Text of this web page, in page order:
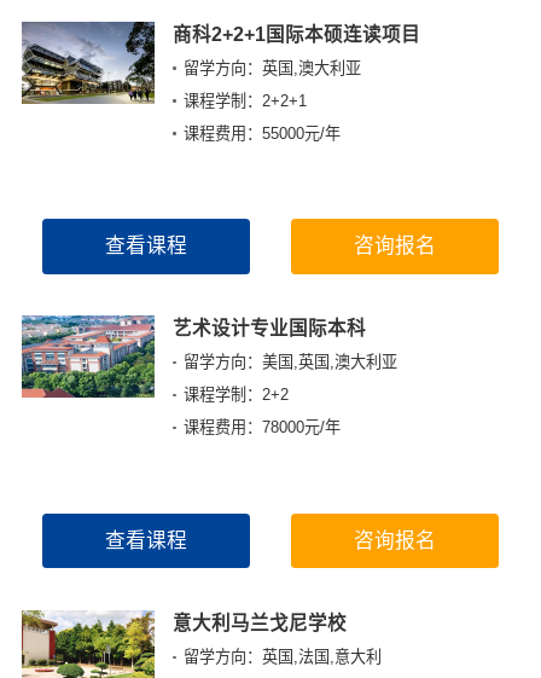
商科2+2+1国际本硕连读项目
留学方向：英国,澳大利亚
课程学制：2+2+1
课程费用：55000元/年
查看课程 咨询报名
艺术设计专业国际本科
留学方向：美国,英国,澳大利亚
课程学制：2+2
课程费用：78000元/年
查看课程 咨询报名
意大利马兰戈尼学校
留学方向：英国,法国,意大利